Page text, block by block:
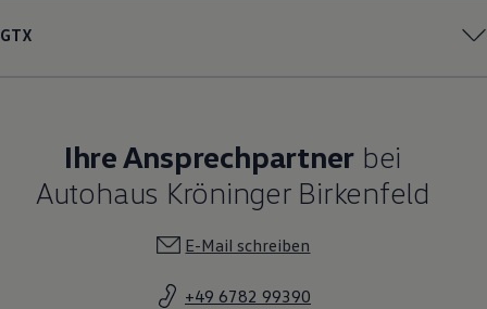
GTX
Ihre Ansprechpartner bei
Autohaus Kröninger Birkenfeld
E-Mail schreiben
+49 6782 99390